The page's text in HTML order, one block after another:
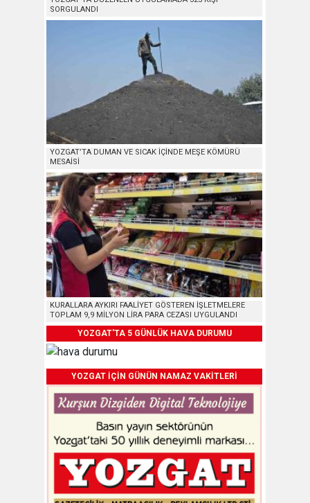
SORGULANDI
YOZGAT’TA DUMAN VE SICAK İÇİNDE MEŞE KÖMÜRÜ
MESAİSİ
KURALLARA AYKIRI FAALİYET GÖSTEREN İŞLETMELERE
TOPLAM 9,9 MİLYON LİRA PARA CEZASI UYGULANDI
YOZGAT'TA 5 GÜNLÜK HAVA DURUMU
YOZGAT İÇİN GÜNÜN NAMAZ VAKİTLERİ